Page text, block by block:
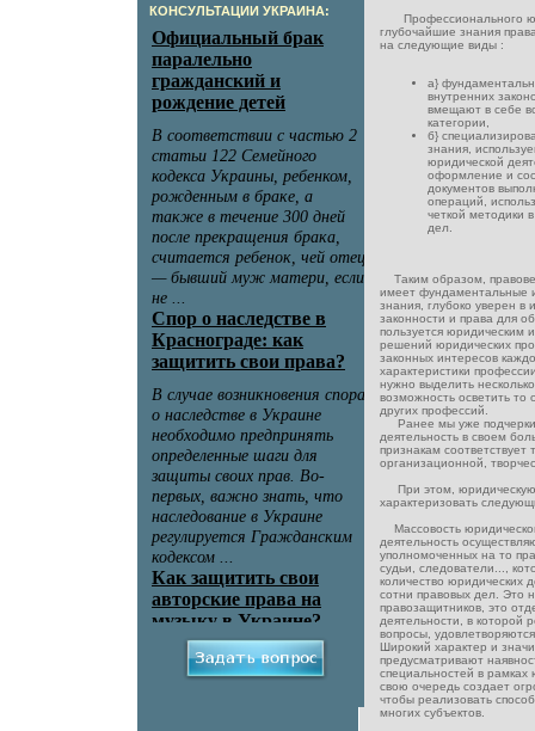
КОНСУЛЬТАЦИИ УКРАИНА:
Профессионального
глубочайшие знания
на следующие виды :
а}
внутренних
вмещают в себе
категории,
б}
знания,
юридической
оформление и
документов
операций,
четкой методики
дел.
Таким образом,
имеет фундаментальные
знания, глубоко уверен в
законности и права для
пользуется юридическим
решений юридических
законных интересов
характеристики
нужно выделить
возможность осветить то
других профессий.
Ранее мы уже
деятельность в своем
признакам соответствует
организационной,
При этом, юридическую
характеризовать
Массовость
деятельность
уполномоченных на то
судьи, следователи...,
количество юридических
сотни правовых дел. Это
правозащитников, это
деятельности, в
вопросы,
Широкий характер и
предусматривают
специальностей в
свою очередь создает
чтобы реализовать
многих субъектов.